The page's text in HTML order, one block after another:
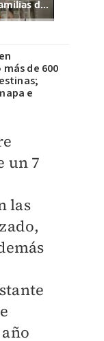
de 600
e
un 7
las